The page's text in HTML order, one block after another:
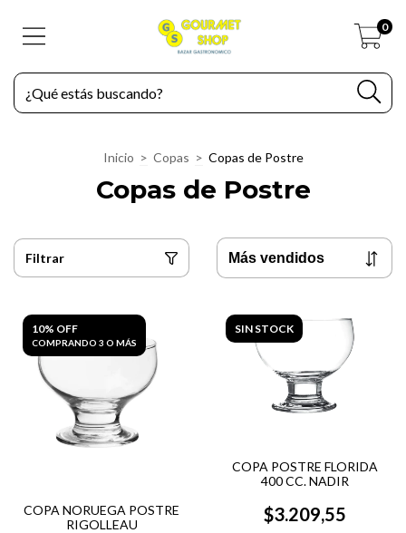
0
Inicio > Copas > Copas de Postre
Copas de Postre
Filtrar
10% OFF
COMPRANDO 3 O MÁS
COPA NORUEGA POSTRE
RIGOLLEAU
SIN STOCK
COPA POSTRE FLORIDA
400 CC. NADIR
$3.209,55